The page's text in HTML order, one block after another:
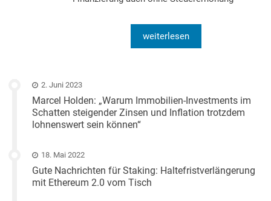
weiterlesen
2. Juni 2023
Marcel Holden: „Warum Immobilien-Investments im
Schatten steigender Zinsen und Inflation trotzdem
lohnenswert sein können“
18. Mai 2022
Gute Nachrichten für Staking: Haltefristverlängerung
mit Ethereum 2.0 vom Tisch